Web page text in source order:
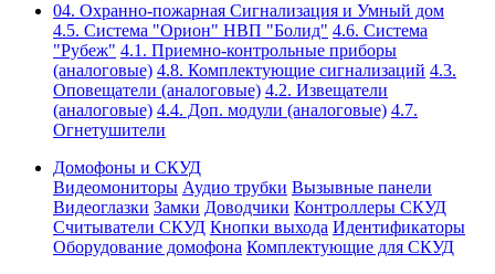
04. Охранно-пожарная Сигнализация и Умный дом
4.5. Система "Орион" НВП "Болид" 4.6. Система
"Рубеж" 4.1. Приемно-контрольные приборы
(аналоговые) 4.8. Комплектующие сигнализаций 4.3.
Оповещатели (аналоговые) 4.2. Извещатели
(аналоговые) 4.4. Доп. модули (аналоговые) 4.7.
Огнетушители
Домофоны и СКУД
Видеомониторы Аудио трубки Вызывные панели
Видеоглазки Замки Доводчики Контроллеры СКУД
Считыватели СКУД Кнопки выхода Идентификаторы
Оборудование домофона Комплектующие для СКУД